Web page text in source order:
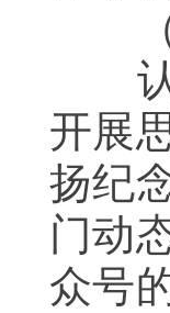
（
认
开展
扬纪
门动
众号